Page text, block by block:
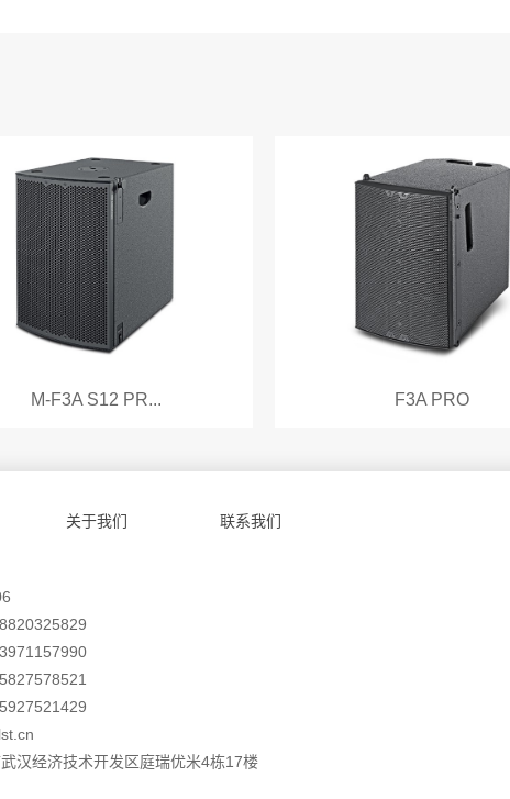
M-F3A S12 PR... F3A PRO
关于我们 联系我们
汉经济技术开发区庭瑞优米4栋17楼